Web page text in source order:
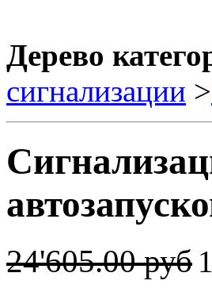
Дерево
сигнализации >
24'605.00 руб